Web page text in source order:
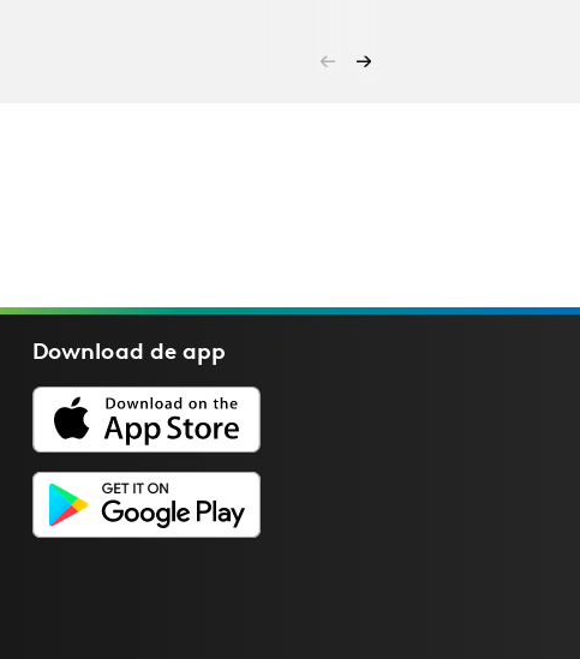
Download deapp